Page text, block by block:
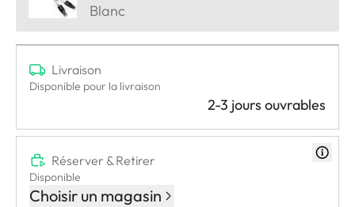
Blanc
Livraison
Disponible pour la livraison
2-3 jours ouvrables
Réserver & Retirer
Disponible
Choisir un magasin